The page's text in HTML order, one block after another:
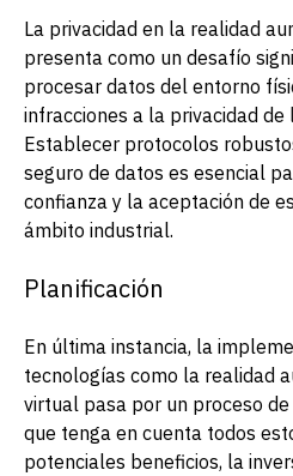
La privacidad en la realidad
presenta como un desafío
procesar datos del entorno
infracciones a la privacidad
Establecer protocolos
seguro de datos es esencial
confianza y la aceptación de
ámbito industrial.
Planificación
En última instancia, la
tecnologías como la realidad
virtual pasa por un proceso
que tenga en cuenta todos
potenciales beneficios, la